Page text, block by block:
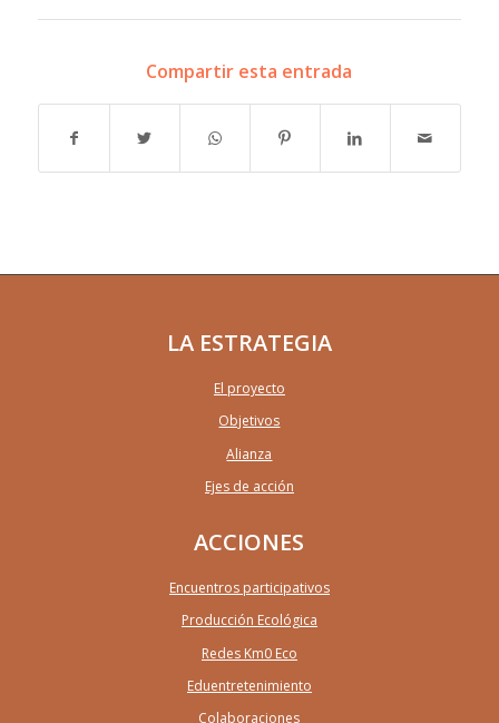
Compartir esta entrada
LA ESTRATEGIA
El proyecto
Objetivos
Alianza
Ejes de acción
ACCIONES
Encuentros participativos
Producción Ecológica
Redes Km0 Eco
Eduentretenimiento
Colaboraciones